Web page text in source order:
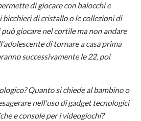
di giocare con balocchi e
bicchieri di cristallo o le collezioni di
può giocare nel cortile ma non andare
di tornare a casa prima
successivamente le 22, poi
Quanto si chiede al bambino o
nell'uso di gadget tecnologici
e console per i videogiochi?